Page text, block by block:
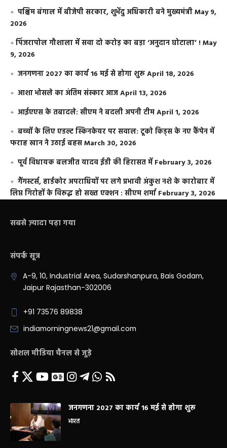
पश्चिम बंगाल में बीजेपी सरकार, शुभेंदु अधिकारी बने मुख्यमंत्रीMay 9,
2026
​पिंजरापोल गौशाला में सवा दो करोड़ का बड़ा ‘अनुदान घोटाला’ !May
9, 2026
जनगणना 2027 का कार्य 16 मई से होगा शुरूApril 18, 2026
आशा भोसले का अंतिम संस्कार आजApril 13, 2026
आईएएस के तबादले: सीएम ने बदली अपनी टीमApril 1, 2026
बच्चों के लिए एडल्ट स्किनकेयर पर सवाल: टूको किड्स के नए कैंपेन में
फराह खान ने उठाई बहसMarch 30, 2026
पूर्व विधायक बलजीत यादव ईडी की हिरासत में February 3, 2026
गैंगस्टर्स, हार्डकोर अपराधियों पर लगे प्रभावी अंकुश नशे के कारोबार में
लिप्त गिरोहों के विरूद्ध हो सख्त एक्शन : सीएम शर्मा February 3, 2026
सबसे ज़्यादा पढ़ा गया
संपर्क सूत्र
A-9, 10, Industrial Area, Sudarshanpura, Bais Godam,
Jaipur Rajasthan-302006
+91 73576 89838
indiamorningnews21@gmail.com
सोशल मीडिया चैनल से जुड़े
जनगणना 2027 का कार्य 16 मई से होगा शुरू
भारत